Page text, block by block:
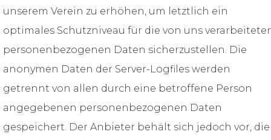
unserem Verein zu erhöhen, um letztlich ein
optimales Schutzniveau für die von uns
personenbezogenen Daten sicherzustellen. Die
anonymen Daten der Server-Logfiles werden
getrennt von allen durch eine betroffene Person
angegebenen personenbezogenen Daten
gespeichert. Der Anbieter behält sich jedoch vor, die